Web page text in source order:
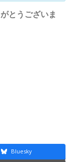
とうございま
Bluesky